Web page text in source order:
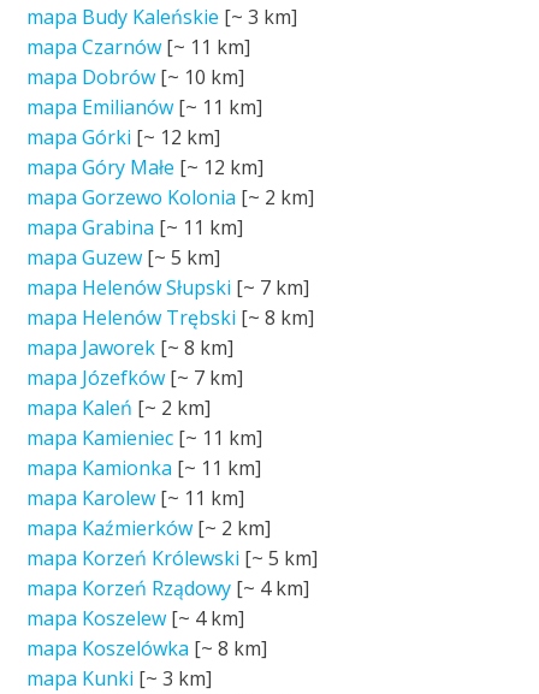
mapa Budy Kaleńskie [~3 km]
mapa Czarnów [~ 11 km]
mapa Dobrów [~ 10 km]
mapa Emilianów [~ 11 km]
mapa Górki [~ 12 km]
mapa Góry Małe [~ 12 km]
mapa Gorzewo Kolonia [~ 2 km]
mapa Grabina [~ 11 km]
mapa Guzew [~5 km]
mapa Helenów Słupski [~ 7 km]
mapa Helenów Trębski [~8 km]
mapa Jaworek [~8 km]
mapa Józefków [~ 7 km]
mapa Kaleń [~ 2 km]
mapa Kamieniec [~ 11 km]
mapa Kamionka [~ 11 km]
mapa Karolew [~ 11 km]
mapa Kaźmierków [~ 2 km]
mapa Korzeń Królewski [~5 km]
mapa Korzeń Rządowy [~ 4 km]
mapa Koszelew [~ 4 km]
mapa Koszelówka [~8 km]
mapa Kunki [~3 km]